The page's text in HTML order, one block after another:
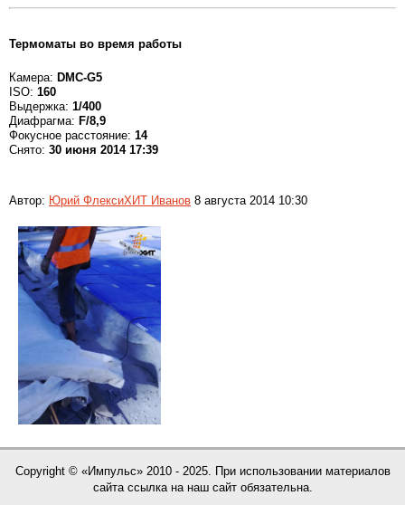
Термоматы во время работы
Камера: DMC-G5
ISO: 160
Выдержка: 1/400
Диафрагма: F/8,9
Фокусное расстояние: 14
Снято: 30 июня 2014 17:39
Автор: Юрий ФлексиХИТ Иванов 8 августа 2014 10:30
Copyright © «Импульс» 2010 - 2025. При использовании материалов
сайта ссылка на наш сайт обязательна.